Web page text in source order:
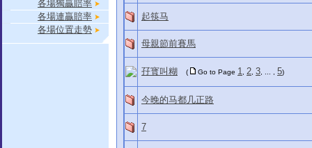
各場獨贏賠率
各場連贏賠率
各場位置走勢
起筷马
母親節前賽馬
孖寳叫糊 ( Go to Page 1 2 3 5)
今晚的马都几正路
7